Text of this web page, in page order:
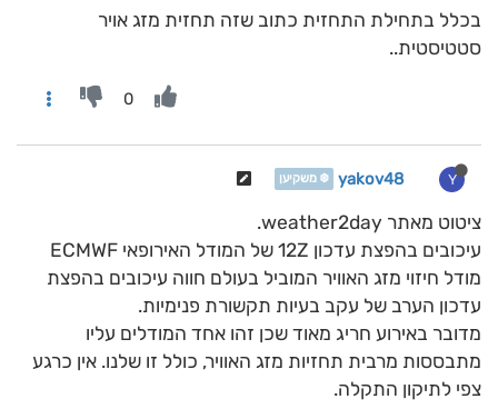
בכלל בתחילת התחזית כתוב שזה תחזית מזג אויר
סטטיסטית..
0
Y
yakov48 ❄️ משקיען
ציטוט מאתר weather2day.
עיכובים בהפצת עדכון 12Z של המודל האירופאי ECMWF
מודל חיזוי מזג האוויר המוביל בעולם חווה עיכובים בהפצת
עדכון הערב של עקב בעיות תקשורת פנימיות.
מדובר באירוע חריג מאוד שכן זהו אחד המודלים עליו
מתבססות מרבית תחזיות מזג האוויר, כולל זו שלנו. אין כרגע
צפי לתיקון התקלה.